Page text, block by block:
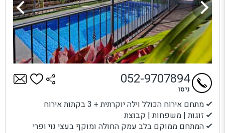
מתחם אירוח הכולל וילה יוקרתית + 3 בקתות אירוח
זוגות | משפחות | קבוצת
המתחם ממוקם בלב עמק החולה ומוקף בעצי נוי ופרי
052-9707894
ניסו